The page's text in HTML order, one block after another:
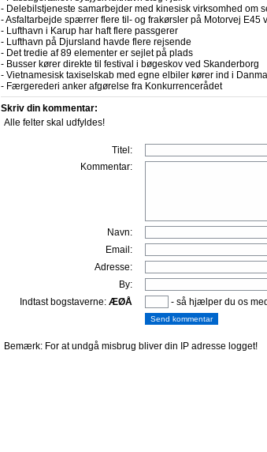
- Delebilstjeneste samarbejder med kinesisk virksomhed om
-Asfaltarbejde spærrer flere til- og frakørsler på Motorvej E45
- Lufthavn i Karup har haft flere passgerer
- Lufthavn på Djursland havde flere rejsende
- Det tredie af 89 elementer er sejlet på plads
- Busser kører direkte til festival i bøgeskov ved Skanderborg
- Vietnamesisk taxiselskab med egne elbiler kører ind i
- Færgerederi anker afgørelse fra Konkurrencerådet
Skriv din kommentar:
Alle felter skal udfyldes!
Titel:
Kommentar:
Navn:
Email:
Adresse:
By:
Indtast bogstaverne: ÆØÅ - så hjælper du os
Bemærk: For at undgå misbrug bliver din IP adresse logget!